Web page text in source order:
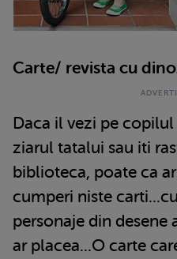
Carte/ revista cu
Daca il vezi pe
ziarul tatalui sau iti
biblioteca, poate ca
cumperi niste
personaje din desene
ar placea...O carte